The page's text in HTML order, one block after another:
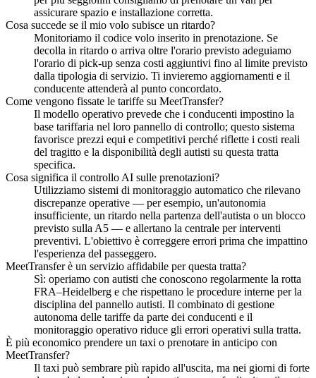
assicurare spazio e installazione corretta.
Cosa succede se il mio volo subisce un ritardo?
Monitoriamo il codice volo inserito in prenotazione. Se
decolla in ritardo o arriva oltre l'orario previsto adeguiamo
l'orario di pick-up senza costi aggiuntivi fino al limite previsto
dalla tipologia di servizio. Ti invieremo aggiornamenti e il
conducente attenderà al punto concordato.
Come vengono fissate le tariffe su MeetTransfer?
Il modello operativo prevede che i conducenti impostino la
base tariffaria nel loro pannello di controllo; questo sistema
favorisce prezzi equi e competitivi perché riflette i costi reali
del tragitto e la disponibilità degli autisti su questa tratta
specifica.
Cosa significa il controllo AI sulle prenotazioni?
Utilizziamo sistemi di monitoraggio automatico che rilevano
discrepanze operative — per esempio, un'autonomia
insufficiente, un ritardo nella partenza dell'autista o un blocco
previsto sulla A5 — e allertano la centrale per interventi
preventivi. L'obiettivo è correggere errori prima che impattino
l'esperienza del passeggero.
MeetTransfer è un servizio affidabile per questa tratta?
Sì: operiamo con autisti che conoscono regolarmente la rotta
FRA–Heidelberg e che rispettano le procedure interne per la
disciplina del pannello autisti. Il combinato di gestione
autonoma delle tariffe da parte dei conducenti e il
monitoraggio operativo riduce gli errori operativi sulla tratta.
È più economico prendere un taxi o prenotare in anticipo con
MeetTransfer?
Il taxi può sembrare più rapido all'uscita, ma nei giorni di forte